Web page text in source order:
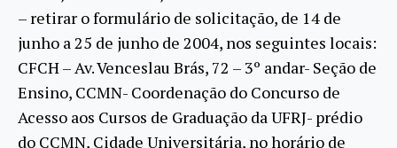
– retirar o formulário de solicitação, de 14 de
junho a 25 de junho de 2004, nos seguintes locais:
CFCH – Av. Venceslau Brás, 72 – 3º andar- Seção de
Ensino, CCMN- Coordenação do Concurso de
Acesso aos Cursos de Graduação da UFRJ- prédio
do CCMN, Cidade Universitária, no horário de